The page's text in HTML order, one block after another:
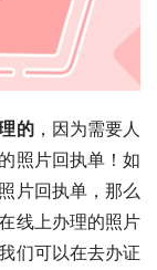
的，因为需要人
照片回执单！如
片回执单，那么
线上办理的照片
们可以在去办证